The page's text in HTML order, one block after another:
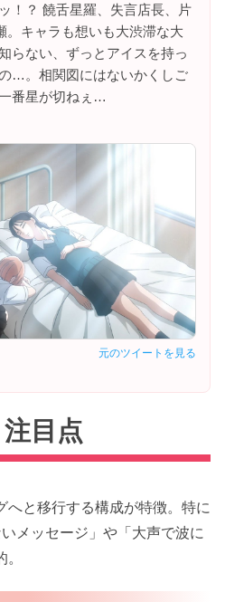
！？ 饒舌星羅、失言店長、片
。キャラも想いも大渋滞な大
らない、ずっとアイスを持っ
…。相関図にはないかくしご
番星が切ねぇ…
元のツイートを見る
目点
へと移行する構成が特徴。特に
メッセージ」や「大声で波に